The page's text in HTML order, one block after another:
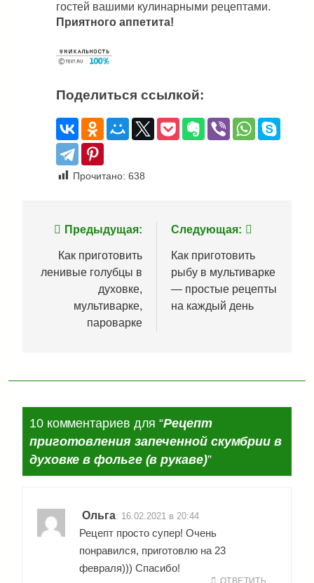
гостей вашими кулинарными рецептами.
Приятного аппетита!
Поделиться ссылкой:
Прочитано: 638
Навигация
записям
Предыдущая:
Как приготовить
ленивые голубцы в
духовке,
мультиварке,
пароварке
Следующая:
Как приготовить
рыбу в мультиварке
— простые рецепты
на каждый день
10 комментариев для “Рецепт
приготовления запеченной скумбрии в
духовке в фольге (в рукаве)”
Ольга: 16.02.2021 в 20:44
Рецепт просто супер! Очень
понравился, приготовлю на 23
февраля))) Спасибо!
ОТВЕТИТЬ